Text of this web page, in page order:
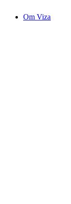
Om Viza